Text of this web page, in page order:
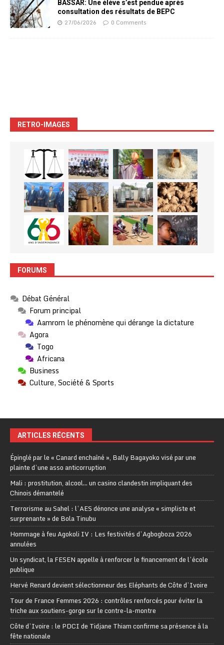
BASSAR: Une élève s’est pendue après
consultation des résultats de BEPC
27/06/2026 0 Comments
RETRO-IMAGES
FORUMS
Débat Général
Forum principal
Aamrom le phénomène qui dérange la dictature
Agora
Togo
Africana
Business
Culture, Société & Sports
ARTICLES RÉCENTS
Épinglé par le « Canard enchaîné », Bally Bagayoko visé par une
plainte d’une asso anticorruption
Mali : prostitution, alcool… un casino clandestin impliquant des
Chinois démantelé
Terrorisme au Sahel : l’AES dénonce une analyse « simpliste et
surprenante » de Bola Tinubu
Hommage à feu Agokoli IV : Les festivités d’Agbogboza 2026
annulées
Un syndicat, la FESEN appelle à renforcer le financement de l’école
publique
Hervé Renard devient sélectionneur des Eléphants de Côte d’Ivoire
Tour de France Femmes 2026 : contrôles renforcés pour éviter la
triche aux soutiens-gorge sur le contre-la-montre
Côte d’Ivoire : le PDCI de Tidjane Thiam confirme sa présence à la
fête nationale